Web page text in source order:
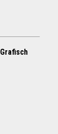
Grafisch